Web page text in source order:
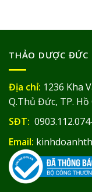
THẢO DƯỢC ĐỨC
Địa chỉ: 1236 Kha
Q.Thủ Đức, TP.
SĐT:
Email: